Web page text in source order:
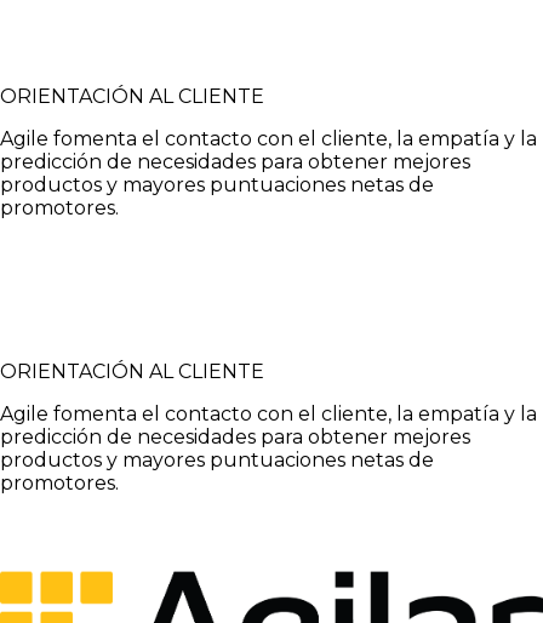
ORIENTACIÓN AL CLIENTE
Agile fomenta el contacto con el cliente, la empatía y la
predicción de necesidades para obtener mejores
productos y mayores puntuaciones netas de
promotores.
ORIENTACIÓN AL CLIENTE
Agile fomenta el contacto con el cliente, la empatía y la
predicción de necesidades para obtener mejores
productos y mayores puntuaciones netas de
promotores.